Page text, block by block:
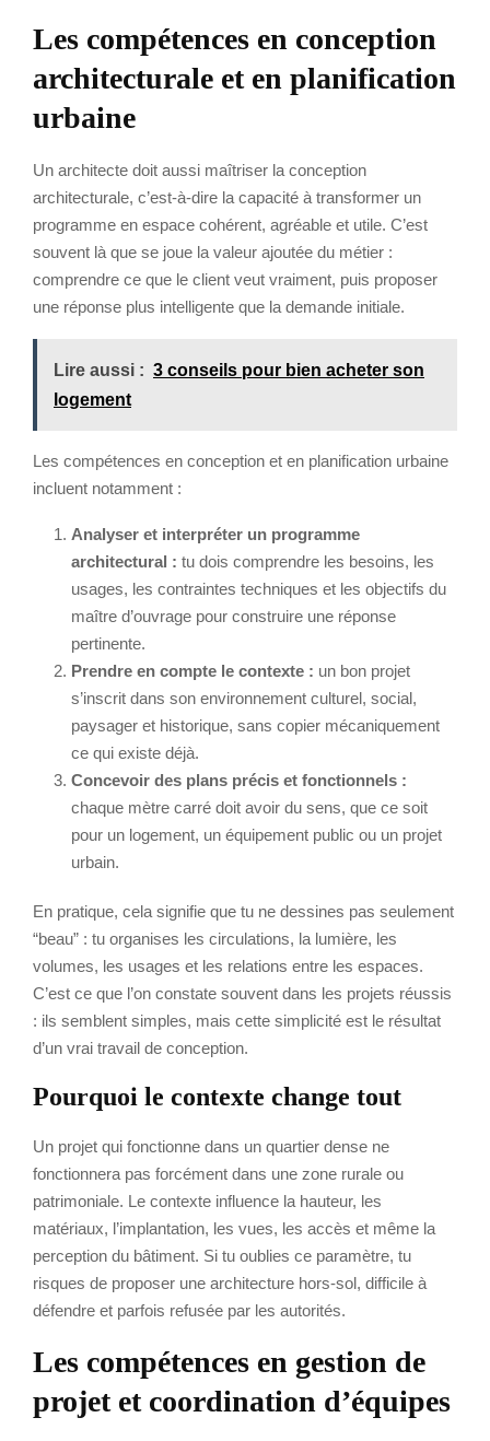
Les compétences en conception
architecturale et en planification
urbaine
Un architecte doit aussi maîtriser la conception
architecturale, c’est-à-dire la capacité à transformer un
programme en espace cohérent, agréable et utile. C’est
souvent là que se joue la valeur ajoutée du métier :
comprendre ce que le client veut vraiment, puis proposer
une réponse plus intelligente que la demande initiale.
Lire aussi : 3 conseils pour bien acheter son
logement
Les compétences en conception et en planification urbaine
incluent notamment :
Analyser et interpréter un programme
architectural : tu dois comprendre les besoins, les
usages, les contraintes techniques et les objectifs du
maître d’ouvrage pour construire une réponse
pertinente.
Prendre en compte le contexte : un bon projet
s’inscrit dans son environnement culturel, social,
paysager et historique, sans copier mécaniquement
ce qui existe déjà.
Concevoir des plans précis et fonctionnels :
chaque mètre carré doit avoir du sens, que ce soit
pour un logement, un équipement public ou un projet
urbain.
En pratique, cela signifie que tu ne dessines pas seulement
“beau” : tu organises les circulations, la lumière, les
volumes, les usages et les relations entre les espaces.
C’est ce que l’on constate souvent dans les projets réussis
: ils semblent simples, mais cette simplicité est le résultat
d’un vrai travail de conception.
Pourquoi le contexte change tout
Un projet qui fonctionne dans un quartier dense ne
fonctionnera pas forcément dans une zone rurale ou
patrimoniale. Le contexte influence la hauteur, les
matériaux, l’implantation, les vues, les accès et même la
perception du bâtiment. Si tu oublies ce paramètre, tu
risques de proposer une architecture hors-sol, difficile à
défendre et parfois refusée par les autorités.
Les compétences en gestion de
projet et coordination d’équipes